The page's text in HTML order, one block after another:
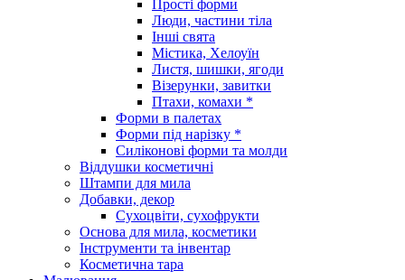
Прості форми
Люди, частини тіла
Інші свята
Містика, Хелоуїн
Листя, шишки, ягоди
Візерунки, завитки
Птахи, комахи *
Форми в палетах
Форми під нарізку *
Силіконові форми та молди
Віддушки косметичні
Штампи для мила
Добавки, декор
Сухоцвіти, сухофрукти
Основа для мила, косметики
Інструменти та інвентар
Косметична тара